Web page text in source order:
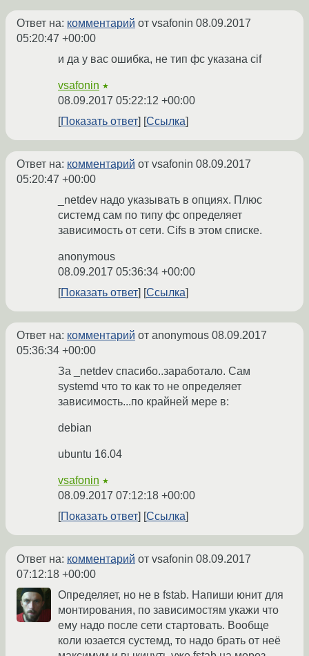
Ответ на: комментарий от vsafonin 08.09.2017
05:20:47 +00:00
и да у вас ошибка, не тип фс указана cif
vsafonin ★
08.09.2017 05:22:12 +00:00
Показать ответ
Ссылка
Ответ на: комментарий от vsafonin 08.09.2017
05:20:47 +00:00
_netdev надо указывать в опциях. Плюс
системд сам по типу фс определяет
зависимость от сети. Cifs в этом списке.
anonymous
08.09.2017 05:36:34 +00:00
Показать ответ
Ссылка
Ответ на: комментарий от anonymous 08.09.2017
05:36:34 +00:00
За _netdev спасибо..заработало. Сам
systemd что то как то не определяет
зависимость...по крайней мере в:
debian
ubuntu 16.04
vsafonin ★
08.09.2017 07:12:18 +00:00
Показать ответ
Ссылка
Ответ на: комментарий от vsafonin 08.09.2017
07:12:18 +00:00
Определяет, но не в fstab. Напиши юнит для
монтирования, по зависимостям укажи что
ему надо после сети стартовать. Вообще
коли юзается сустемд, то надо брать от неё